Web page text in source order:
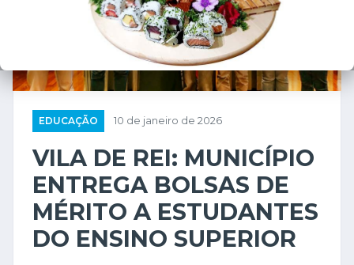
EDUCAÇÃO 10 de janeiro de 2026
VILA DE REI: MUNICÍPIO
ENTREGA BOLSAS DE
MÉRITO A ESTUDANTES
DO ENSINO SUPERIOR